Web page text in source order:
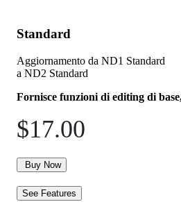
Standard
Aggiornamento da ND1 Standard
a ND2 Standard
Fornisce funzioni di editing di
$17.00
Buy Now
See Features